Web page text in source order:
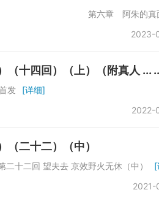
数：10330 第六章 阿朱的真
2023-
（十四回）（上）（附真人 ...
发
[详细]
2022-
（二十二）（中）
望夫去 京效野火无休（中）
[
2021-